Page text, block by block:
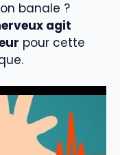
banale ?
agit
pour cette